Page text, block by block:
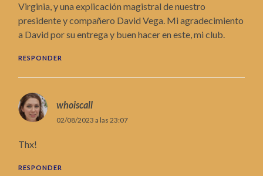
Virginia, y una explicación magistral de nuestro
presidente y compañero David Vega. Mi agradecimiento
a David por su entrega y buen hacer en este, mi club.
RESPONDER
whoiscall
02/08/2023 a las 23:07
Thx!
RESPONDER